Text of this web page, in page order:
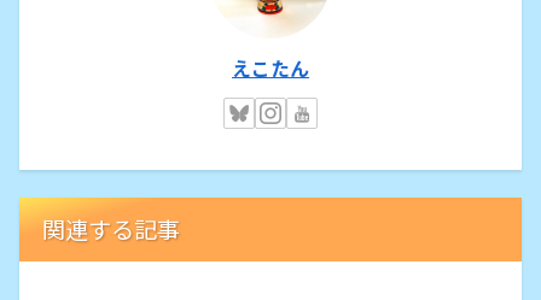
えこたん
関連する記事